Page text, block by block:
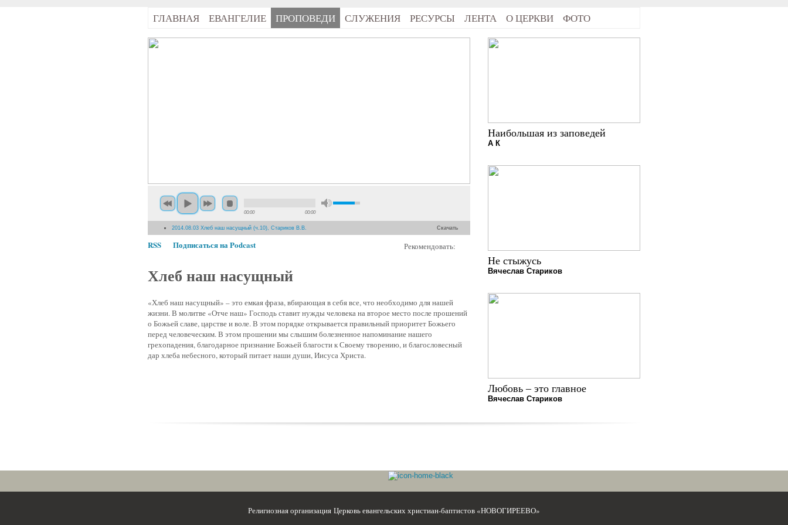
ГЛАВНАЯ ЕВАНГЕЛИЕ ПРОПОВЕДИ СЛУЖЕНИЯ РЕСУРСЫ ЛЕНТА О ЦЕРКВИ ФОТО
00:00 00:00
2014.08.03 Хлеб наш насущный (ч.10), Стариков В.В. Скачать
RSS Подписаться на Podcast Рекомендовать:
Хлеб наш насущный
«Хлеб наш насущный» – это емкая фраза, вбирающая в себя все, что необходимо для нашей
жизни. В молитве «Отче наш» Господь ставит нужды человека на второе место после прошений
о Божьей славе, царстве и воле. В этом порядке открывается правильный приоритет Божьего
перед человеческим. В этом прошении мы слышим болезненное напоминание нашего
грехопадения, благодарное признание Божьей благости к Своему творению, и благословесный
дар хлеба небесного, который питает наши души, Иисуса Христа.
Наибольшая из заповедей
А К
Не стыжусь
Вячеслав Стариков
Любовь – это главное
Вячеслав Стариков
Религиозная организация Церковь евангельских христиан-баптистов «НОВОГИРЕЕВО»